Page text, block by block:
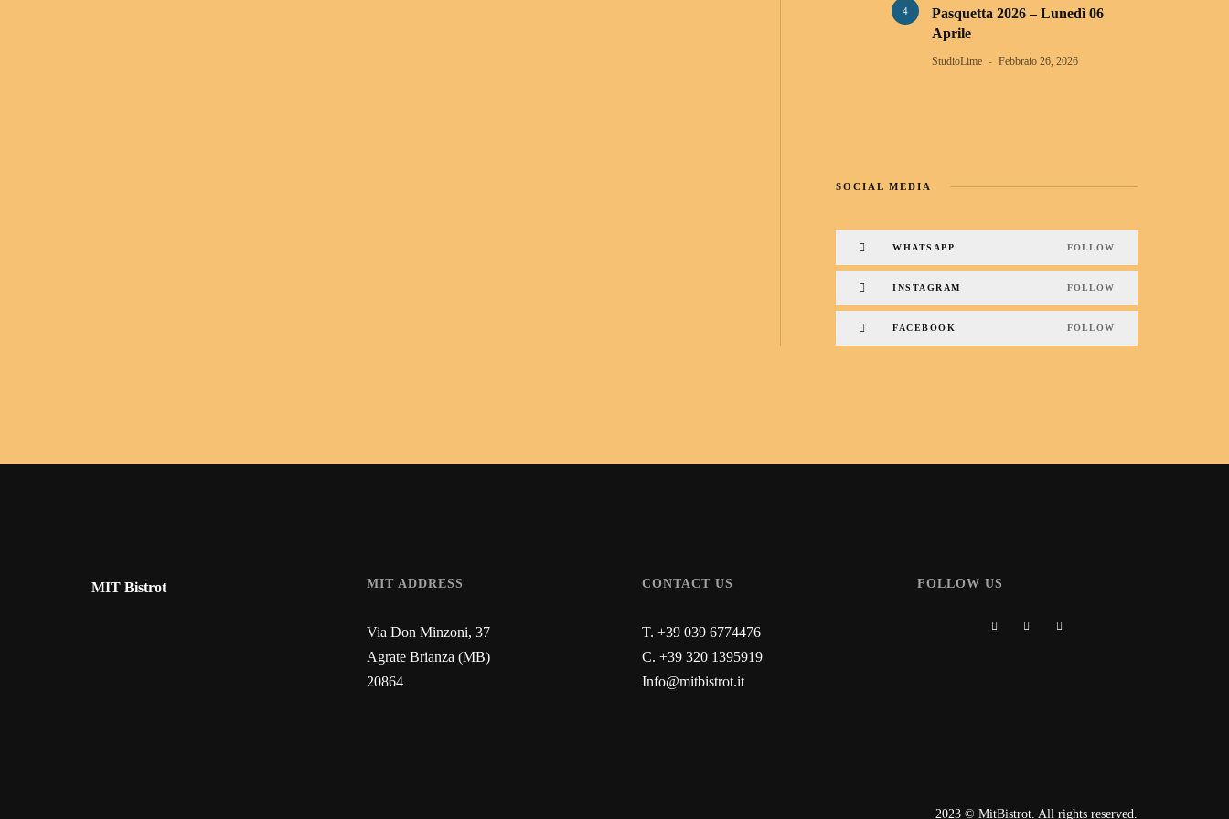
4
Pasquetta 2026 – Lunedì 06
Aprile
StudioLime Febbraio 26, 2026
SOCIAL MEDIA
WHATSAPP FOLLOW
INSTAGRAM FOLLOW
FACEBOOK FOLLOW
MIT Bistrot MIT ADDRESS
Via Don Minzoni, 37
Agrate Brianza (MB)
20864
CONTACT US
T. +39 039 6774476
C. +39 320 1395919
Info@mitbistrot.it
FOLLOW US
2023 © MitBistrot. All rights reserved.